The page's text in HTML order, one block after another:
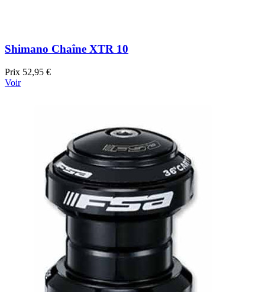
Shimano Chaîne XTR 10
Prix 52,95 €
Voir